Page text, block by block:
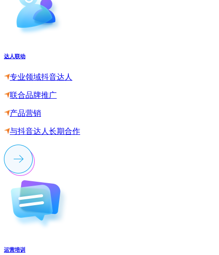
达人联动
专业领域抖音达人
联合品牌推广
产品营销
与抖音达人长期合作
运营培训